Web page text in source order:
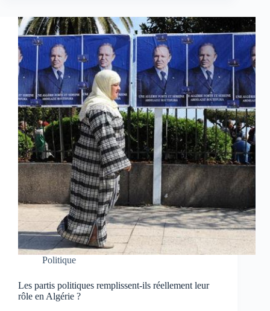
Politique
Les partis politiques remplissent-ils réellement leur
rôle en Algérie ?